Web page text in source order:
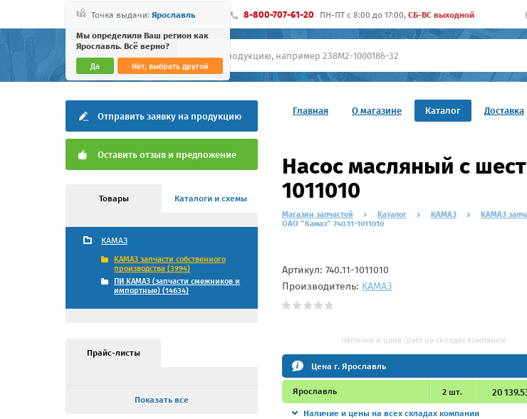
Точка выдачи: Ярославль
Мы определили Ваш регион как
Ярославль. Всё верно?
Да Нет, выбрать другой
8-800-707-61-20 ПН-ПТ c 8:00 до 17:00, СБ-ВС выходной
Главная О магазине Каталог Доставка
Отправить заявку на продукцию
Оставить отзыв и предложение
Товары Каталоги и схемы
КАМАЗ
КАМАЗ запчасти собственного
производства (3994)
ПИ КАМАЗ (запчасти смежников и
импортные) (14634)
Прайс-листы
Показать все
Насос масляный с
1011010
Магазин запчастей Каталог КАМАЗ КАМАЗ
ОАО "Камаз" 740.11-1011010
Артикул: 740.11-1011010
Производитель: КАМАЗ
Наличие и цена (руб) на складах компании
Цена г. Ярославль
Ярославль 2 шт. 20
Наличие и цены на всех складах компании